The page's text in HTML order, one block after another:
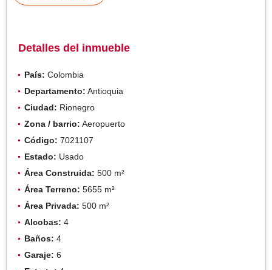
Detalles del inmueble
País: Colombia
Departamento: Antioquia
Ciudad: Rionegro
Zona / barrio: Aeropuerto
Código: 7021107
Estado: Usado
Área Construida: 500 m²
Área Terreno: 5655 m²
Área Privada: 500 m²
Alcobas: 4
Baños: 4
Garaje: 6